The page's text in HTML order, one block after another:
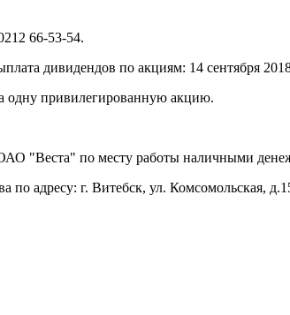
66-53-54.
дивидендов по акциям: 14 сентября
одну привилегированную акцию.
"Веста" по месту работы наличными
по адресу: г. Витебск, ул. Комсомольская,